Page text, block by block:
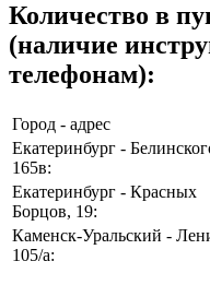
Количество в
(наличие
телефонам):
Город - адрес
Екатеринбург -
165в:
Екатеринбург - Красных
Борцов, 19:
Каменск-Уральский -
105/а: